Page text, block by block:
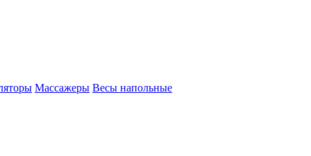
Массажеры Весы напольные